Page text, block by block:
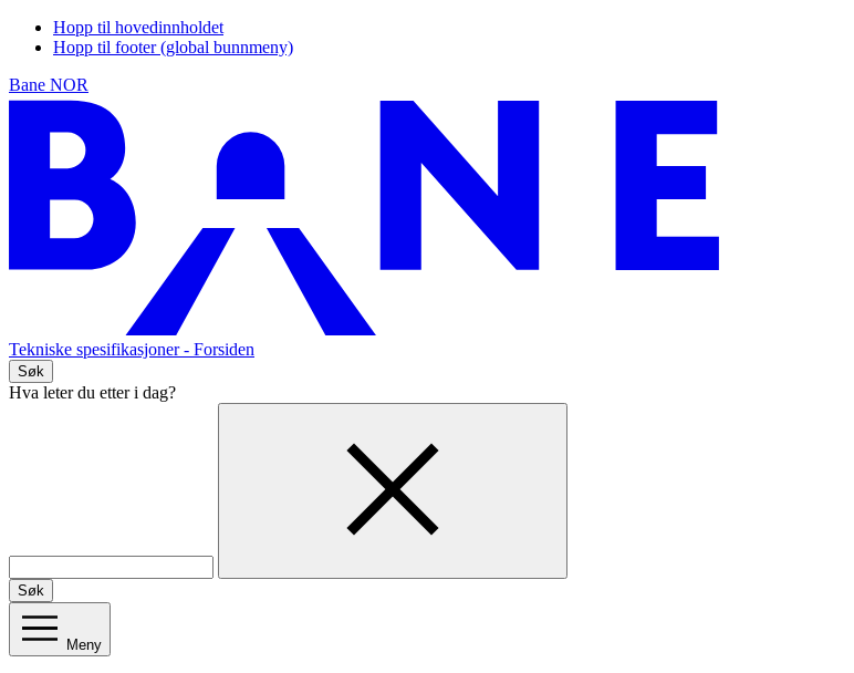
Hopp til hovedinnholdet
Hopp til footer (global bunnmeny)
Bane NOR
Tekniske spesifikasjoner- Forsiden
Søk
Hva leter du etter i dag?
Søk
Meny